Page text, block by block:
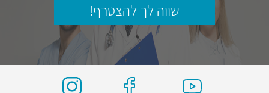
שווה לך להצטרף!